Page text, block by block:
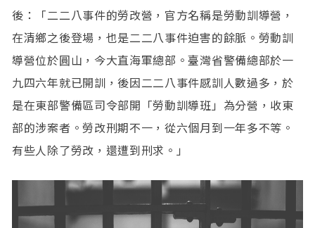
後：「二二八事件的勞改營，官方名稱是勞動訓導營，
在清鄉之後登場，也是二二八事件迫害的餘脈。勞動訓
導營位於圓山，今大直海軍總部。臺灣省警備總部於一
九四六年就已開訓，後因二二八事件感訓人數過多，於
是在東部警備區司令部開「勞動訓導班」為分營，收東
部的涉案者。勞改刑期不一，從六個月到一年多不等。
有些人除了勞改，還遭到刑求。」